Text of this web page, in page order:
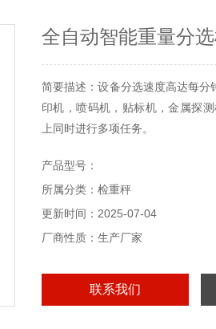
全自动智能重量分
简要描述：设备分选速度高达每
印机，喷码机，贴标机，金属探
上同时进行多项任务。
3.可使用300种提升性能与生产效
4.防水等级IP65，可有效耐受大多
产品型号：
所属分类：检重秤
更新时间：2025-07-04
厂商性质：生产厂家
联系我们